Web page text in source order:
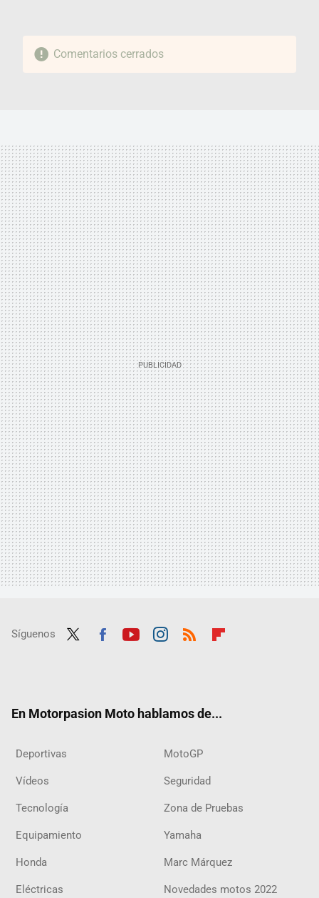
Comentarios cerrados
Síguenos
En Motorpasion Moto hablamos de...
Deportivas MotoGP
Vídeos Seguridad
Tecnología Zona de Pruebas
Equipamiento Yamaha
Honda Marc Márquez
Eléctricas Novedades motos 2022